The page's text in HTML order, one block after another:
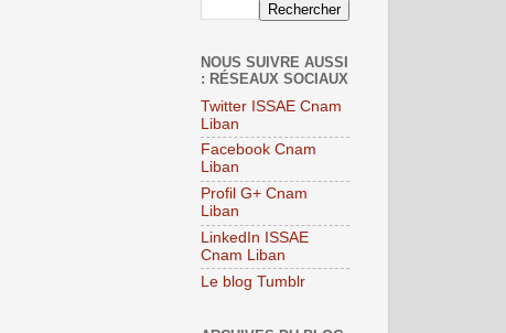
NOUS SUIVRE AUSSI
: RÉSEAUX SOCIAUX
Twitter ISSAE Cnam
Liban
Facebook Cnam
Liban
Profil G+ Cnam
Liban
LinkedIn ISSAE
Cnam Liban
Le blog Tumblr